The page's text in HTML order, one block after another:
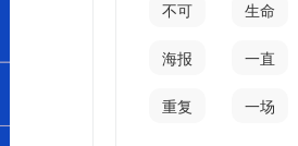
不可 生命
海报 一直
重复 一场